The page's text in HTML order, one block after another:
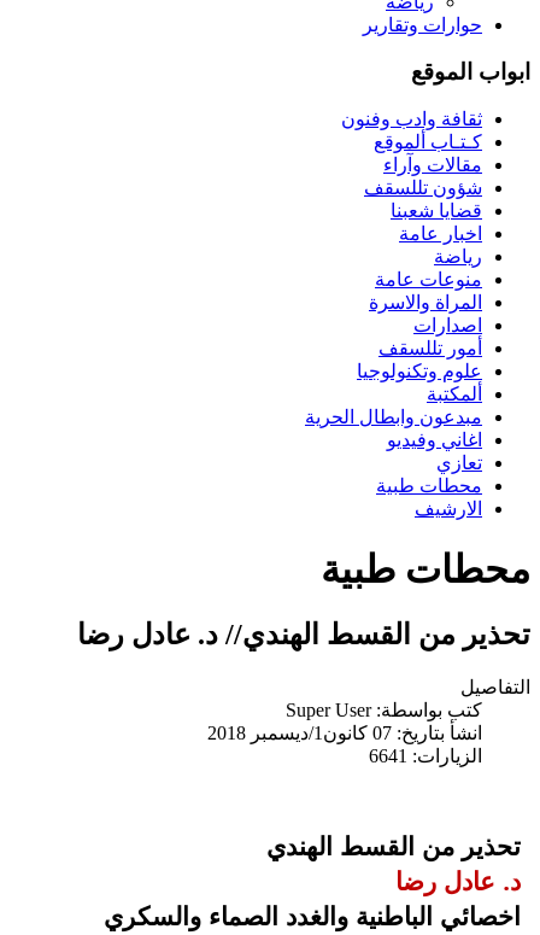
حوارات وتقارير
ابواب الموقع
ثقافة وادب وفنون
كـتـاب ألموقع
مقالات وآراء
شؤون تللسقف
قضايا شعبنا
اخبار عامة
رياضة
منوعات عامة
المراة والاسرة
اصدارات
أمور تللسقف
علوم وتكنولوجيا
ألمكتبة
مبدعون وابطال الحرية
اغاني وفيديو
تعازي
محطات طبية
الارشيف
محطات طبية
تحذير من القسط الهندي// د. عادل رضا
التفاصيل
كتب بواسطة:Super User
انشأ بتاريخ: 07 كانون1/ديسمبر 2018
الزيارات: 6641
تحذير من القسط الهندي
د. عادل رضا
اخصائي الباطنية والغدد الصماء والسكري